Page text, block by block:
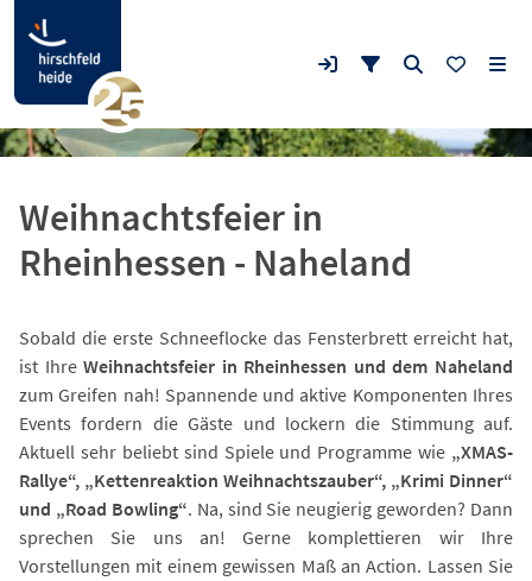
Weihnachtsfeier in
Rheinhessen - Naheland
Sobald die erste Schneeflocke das Fensterbrett erreicht hat,
ist IhreWeihnachtsfeier in Rheinhessen und dem Naheland
zum Greifen nah! Spannende und aktive Komponenten Ihres
Events fordern die Gäste und lockern die Stimmung auf.
Aktuell sehr beliebt sind Spiele und Programme wie „XMAS-
Rallye“, „Kettenreaktion Weihnachtszauber“, „Krimi Dinner“
und „Road Bowling“. Na, sind Sie neugierig geworden? Dann
sprechen Sie uns an! Gerne komplettieren wir Ihre
Vorstellungen mit einem gewissen Maß an Action. Lassen Sie